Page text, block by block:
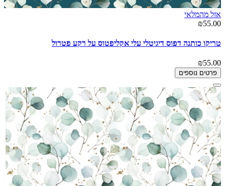
אזל מהמלאי
₪55.00
טריקו כותנה דפוס דיגיטלי עלי אקליפטוס על רקע פטרול
₪55.00
פרטים נוספים